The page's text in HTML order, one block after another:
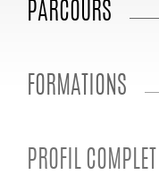
PARCOURS
FORMATIONS
PROFIL COMPLET